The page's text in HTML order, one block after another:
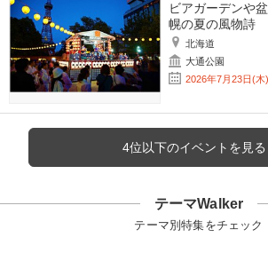
ビアガーデンや
幌の夏の風物詩
北海道
大通公園
2026年7月23日(
4位以下のイベントを見る
テーマWalker
テーマ別特集をチェック